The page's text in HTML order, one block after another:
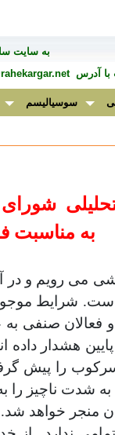
به سايت
با آدرس
سوسیالیسم
شوراى
به مناسبت
مى رويم و در
است. شرایط
صنفی
را پیش
شدت ناچیز
منجر خواهد شد.